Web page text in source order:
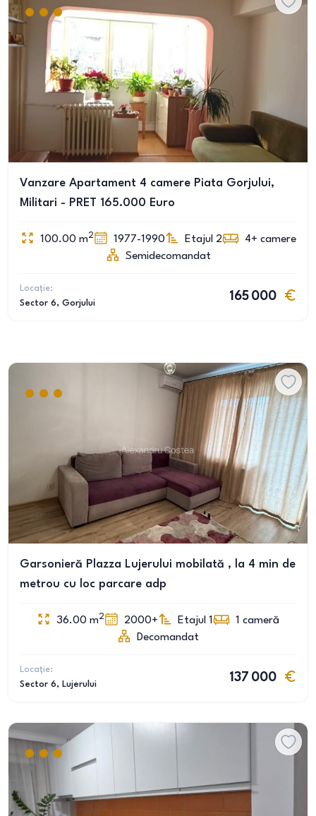
Vanzare Apartament 4 camere Piata Gorjului,
Militari - PRET 165.000 Euro
100.00 m2 1977-1990 Etajul 2 4+ camere
Semidecomandat
Locație:
Sector 6, Gorjului
165 000
Garsonieră Plazza Lujerului mobilată , la 4 min de
metrou cu loc parcare adp
36.00 m2 2000+ Etajul 1 1 cameră
Decomandat
Locație:
Sector 6, Lujerului
137 000